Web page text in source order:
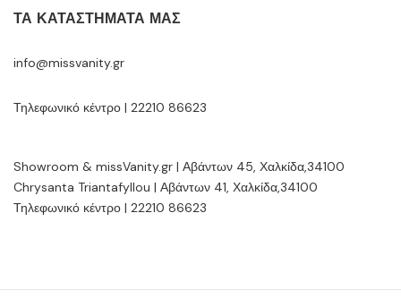
ΤΑ ΚΑΤΑΣΤΉΜΑΤΆ ΜΑΣ
info@missvanity.gr
Τηλεφωνικό κέντρο | 22210 86623
Showroom & missVanity.gr | Αβάντων 45, Χαλκίδα,34100
Chrysanta Triantafyllou | Αβάντων 41, Χαλκίδα,34100
Τηλεφωνικό κέντρο | 22210 86623